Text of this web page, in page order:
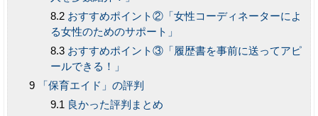
おすすめポイント②「女性コーディネーターによ
る女性のためのサポート」
おすすめポイント③「履歴書を事前に送ってアピ
ールできる！」
「保育エイド」の評判
良かった評判まとめ